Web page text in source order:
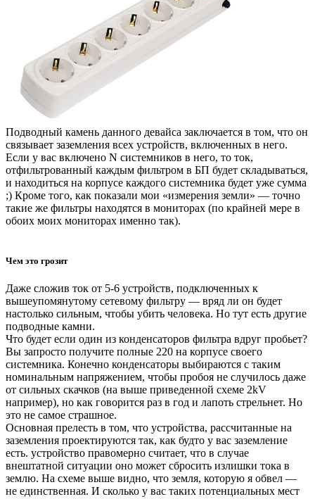
Подводный камень данного девайса заключается в том, что он
связывает заземления всех устройств, включенных в него.
Если у вас включено N системников в него, то ток,
отфильтрованный каждым фильтром в БП будет складываться,
и находиться на корпусе каждого системника будет уже сумма
;) Кроме того, как показали мои «измерения земли» — точно
такие же фильтры находятся в мониторах (по крайней мере в
обоих моих мониторах именно так).
Чем это грозит
Даже сложив ток от 5-6 устройств, подключенных к
вышеупомянутому сетевому фильтру — вряд ли он будет
настолько сильным, чтобы убить человека. Но тут есть другие
подводные камни.
Что будет если один из конденсаторов фильтра вдруг пробьет?
Вы запросто получите полные 220 на корпусе своего
системника. Конечно конденсаторы выбираются с таким
номинальным напряжением, чтобы пробоя не случилось даже
от сильных скачков (на выше приведенной схеме 2kV
например), но как говорится раз в год и лапоть стрельнет. Но
это не самое страшное.
Основная прелесть в том, что устройства, рассчитанные на
заземления проектируются так, как будто у вас заземление
есть. устройство правомерно считает, что в случае
внештатной ситуации оно может сбросить излишки тока в
землю. На схеме выше видно, что земля, которую я обвел —
не единственная. И сколько у вас таких потенциальных мест